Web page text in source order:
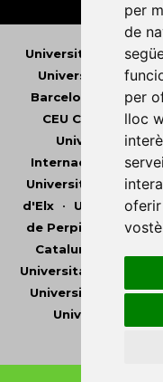
per
de
per
lloc
oferir
vostè
Universitat Abat
Universitat
Barcelona
CEU Cardenal
Universitat de
Internacional de
Universitat de Lleida
d'Elx• Universitat
de Perpinyà Via
Catalunya
Universitat Pompeu
Universitat Rovira i
Universitat de